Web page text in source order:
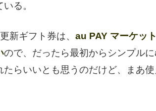
る。
新ギフト券は、au PAY マーケッ
ので、だったら最初からシンプル
たらいいとも思うのだけど、まあ